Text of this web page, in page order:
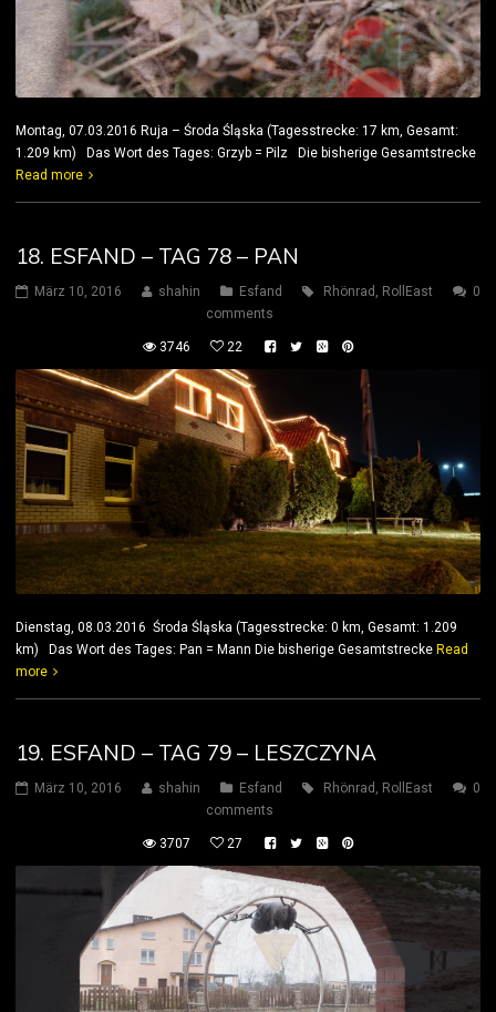
Montag, 07.03.2016 Ruja – Środa Śląska (Tagesstrecke: 17 km, Gesamt:
1.209 km) Das Wort des Tages: Grzyb = Pilz Die bisherige Gesamtstrecke
Read more
18. ESFAND – TAG 78 – PAN
März 10, 2016 shahin Esfand Rhönrad , RollEast
0
comments
3746 22
Dienstag, 08.03.2016 Środa Śląska (Tagesstrecke: 0 km, Gesamt: 1.209
km) Das Wort des Tages: Pan = Mann Die bisherige Gesamtstrecke Read
more
19. ESFAND – TAG 79 – LESZCZYNA
März 10, 2016 shahin Esfand Rhönrad RollEast
0
comments
3707 27